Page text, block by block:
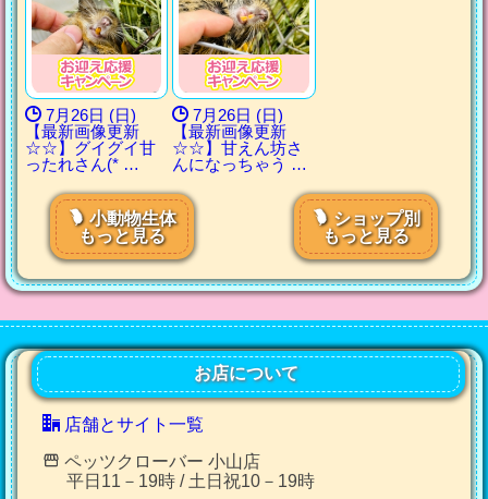
7月26日 (日)
【最新画像更新
☆☆】グイグイ甘
ったれさん(* …
7月26日 (日)
【最新画像更新
☆☆】甘えん坊さ
んになっちゃう …
小動物生体
もっと見る
ショップ別
もっと見る
お店について
店舗とサイト一覧
ペッツクローバー 小山店
平日11－19時 / 土日祝10－19時